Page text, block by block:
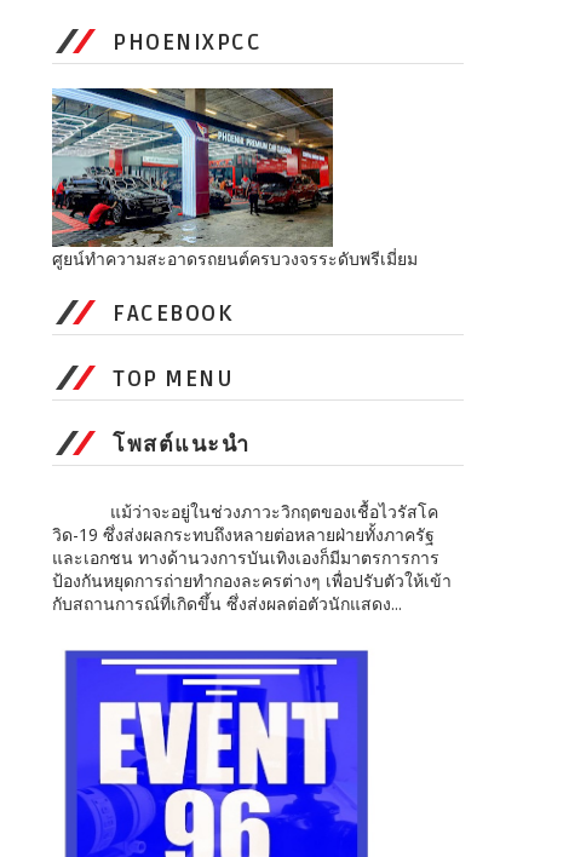
PHOENIXPCC
ศูยน์ทำความสะอาดรถยนต์ครบวงจรระดับพรีเมี่ยม
FACEBOOK
TOP MENU
โพสต์แนะนำ
แม้ว่าจะอยู่ในช่วงภาวะวิกฤตของเชื้อไวรัสโค
วิด-19 ซึ่งส่งผลกระทบถึงหลายต่อหลายฝ่ายทั้งภาครัฐ
และเอกชน ทางด้านวงการบันเทิงเองก็มีมาตรการการ
ป้องกันหยุดการถ่ายทำกองละครต่างๆ เพื่อปรับตัวให้เข้า
กับสถานการณ์ที่เกิดขึ้น ซึ่งส่งผลต่อตัวนักแสดง...